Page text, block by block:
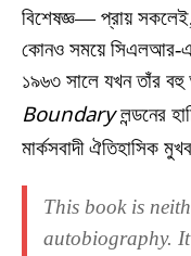
বিশেষজ্ঞ— প্রায়
কোনও সময়ে সিএলআর-
১৯৬৩ সালে যখন তাঁর
Boundaryলন্ডনের
মার্কসবাদী ঐতিহাসিক
This book is
autobiography. It